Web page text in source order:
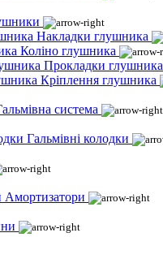
Накладки глушника
Коліно глушника
Прокладки глушника
Кріплення глушника
система
Гальмівні колодки
Амортизатори